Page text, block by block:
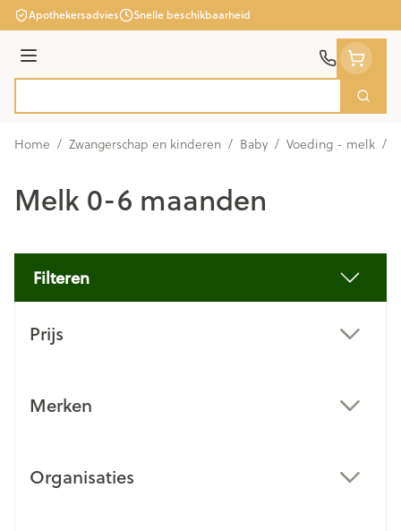
Ga naar de inhoud
Apothekersadvies Snelle beschikbaarheid
Menu
Zoek
Home / Zwangerschap en kinderen / Baby / Voeding - melk /
Melk 0-6 maanden
Filteren
Prijs
Merken
Organisaties